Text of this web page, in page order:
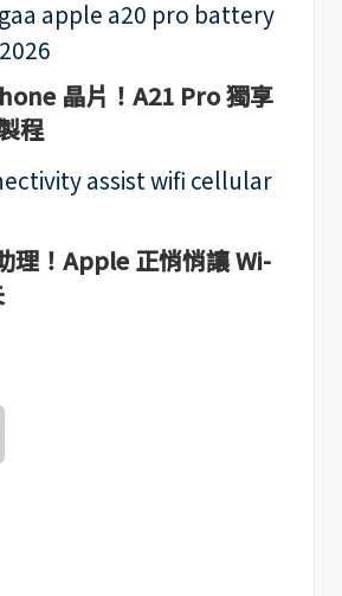
晶片！A21 Pro 獨享
程
理！Apple 正悄悄讓 Wi-